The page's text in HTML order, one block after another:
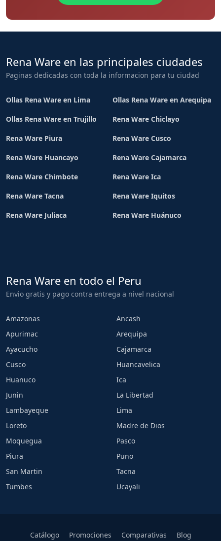
Rena Ware en las principales ciudades
Paginas dedicadas con toda la informacion para tu ciudad
Ollas Rena Ware en Lima Ollas Rena Ware en Arequipa
Ollas Rena Ware en Trujillo Rena Ware Chiclayo
Rena Ware Piura Rena Ware Cusco
Rena Ware Huancayo Rena Ware Cajamarca
Rena Ware Chimbote Rena Ware Ica
Rena Ware Tacna Rena Ware Iquitos
Rena Ware Juliaca Rena Ware Huánuco
Rena Ware en todo el Peru
Envio gratis y pago contra entrega a nivel nacional
Amazonas
Ancash
Apurimac
Arequipa
Ayacucho
Cajamarca
Cusco
Huancavelica
Huanuco
Ica
Junin
La Libertad
Lambayeque
Lima
Loreto
Madre de Dios
Moquegua
Pasco
Piura
Puno
San Martin
Tacna
Tumbes
Ucayali
Catálogo Promociones Comparativas Blog